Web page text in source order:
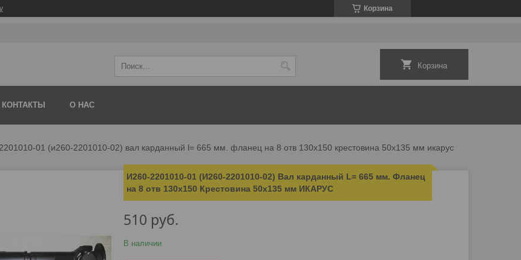
Корзина
Корзина
КОНТАКТЫ О НАС
01 (и260-2201010-02) вал карданный l= 665 мм. фланец на 8 отв 130х150 крестовина 50х135 мм икарус
И260-2201010-01 (И260-2201010-02) Вал карданный L= 665 мм. Фланец
на 8 отв 130х150 Крестовина 50х135 мм ИКАРУС
510 руб.
В наличии